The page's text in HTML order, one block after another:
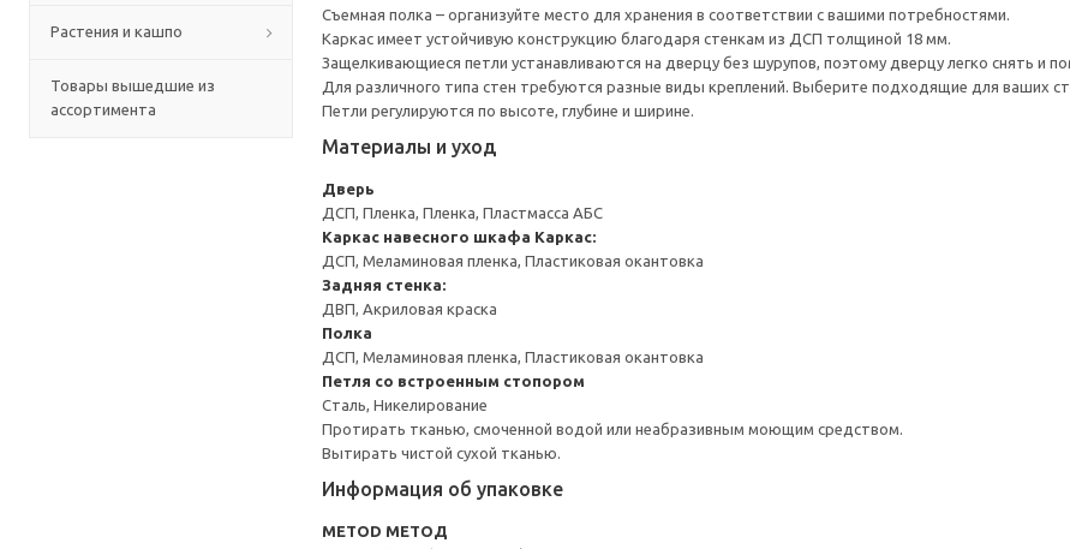
Растения и кашпо
Товары вышедшие из
ассортимента
Съемная полка – организуйте место для хранения в соответствии с вашими потребностями.
Каркас имеет устойчивую конструкцию благодаря стенкам из ДСП толщиной 18 мм.
Защелкивающиеся петли устанавливаются на дверцу без шурупов, поэтому дверцу легко снять и
Для различного типа стен требуются разные виды креплений. Выберите подходящие для ваших
Петли регулируются по высоте, глубине и ширине.
Материалы и уход
Дверь
ДСП, Пленка, Пленка, Пластмасса АБС
Каркас навесного шкафа Каркас:
ДСП, Меламиновая пленка, Пластиковая окантовка
Задняя стенка:
ДВП, Акриловая краска
Полка
ДСП, Меламиновая пленка, Пластиковая окантовка
Петля со встроенным стопором
Сталь, Никелирование
Протирать тканью, смоченной водой или неабразивным моющим средством.
Вытирать чистой сухой тканью.
Информация об упаковке
METOD МЕТОД